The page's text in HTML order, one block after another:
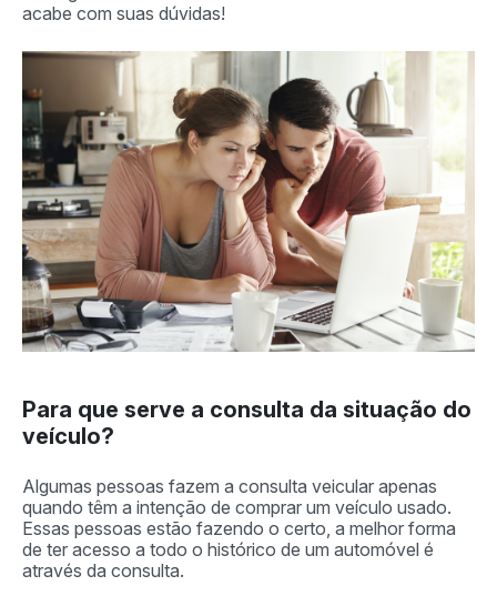
acabe com suas dúvidas!
Para que serve a consulta da situação do
veículo?
Algumas pessoas fazem a consulta veicular apenas
quando têm a intenção de comprar um veículo usado.
Essas pessoas estão fazendo o certo, a melhor forma
de ter acesso a todo o histórico de um automóvel é
através da consulta.